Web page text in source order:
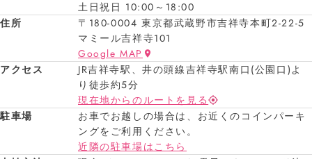
土日祝日 10:00～18:00
住所
〒180-0004 東京都武蔵野市吉祥寺本町2-22-5
マミール吉祥寺101
Google MAP
アクセス
JR吉祥寺駅、井の頭線吉祥寺駅南口(公園口)よ
り徒歩約5分
現在地からのルートを見る
駐車場
お車でお越しの場合は、お近くのコインパーキ
ングをご利用ください。
近隣の駐車場はこちら